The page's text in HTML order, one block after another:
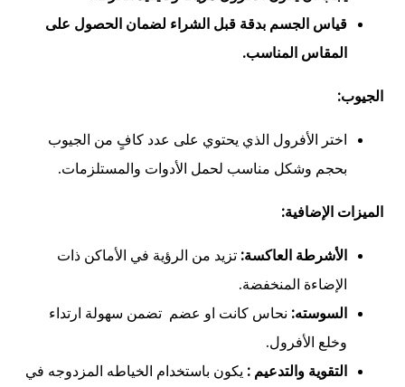
قياس الجسم بدقة قبل الشراء لضمان الحصول على
المقاس المناسب.
الجيوب:
اختر الأفرول الذي يحتوي على عدد كافٍ من الجيوب
بحجم وشكل مناسب لحمل الأدوات والمستلزمات.
الميزات الإضافية:
الأشرطة العاكسة: تزيد من الرؤية في الأماكن ذات
الإضاءة المنخفضة.
السوسته: نحاس كانت او عضم تضمن سهولة ارتداء
وخلع الأفرول.
التقوية والتدعيم : يكون باستخدام الخياطه المزدوجه في